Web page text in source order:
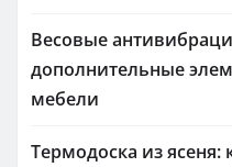
Весовые
дополнительные
мебели
Термодоска из ясеня: